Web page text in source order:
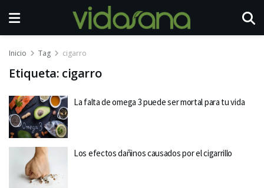
Inicio Tag cigarro
Etiqueta: cigarro
La falta de omega 3 puede ser mortal para tu vida
Los efectos dañinos causados por el cigarrillo